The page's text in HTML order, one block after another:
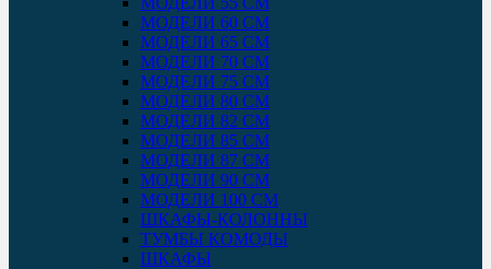
МОДЕЛИ 60 СМ
МОДЕЛИ 65 СМ
МОДЕЛИ 70 СМ
МОДЕЛИ 75 СМ
МОДЕЛИ 80 СМ
МОДЕЛИ 82 СМ
МОДЕЛИ 85 СМ
МОДЕЛИ 87 СМ
МОДЕЛИ 90 СМ
МОДЕЛИ 100 СМ
ШКАФЫ-КОЛОННЫ
ТУМБЫ КОМОДЫ
ШКАФЫ